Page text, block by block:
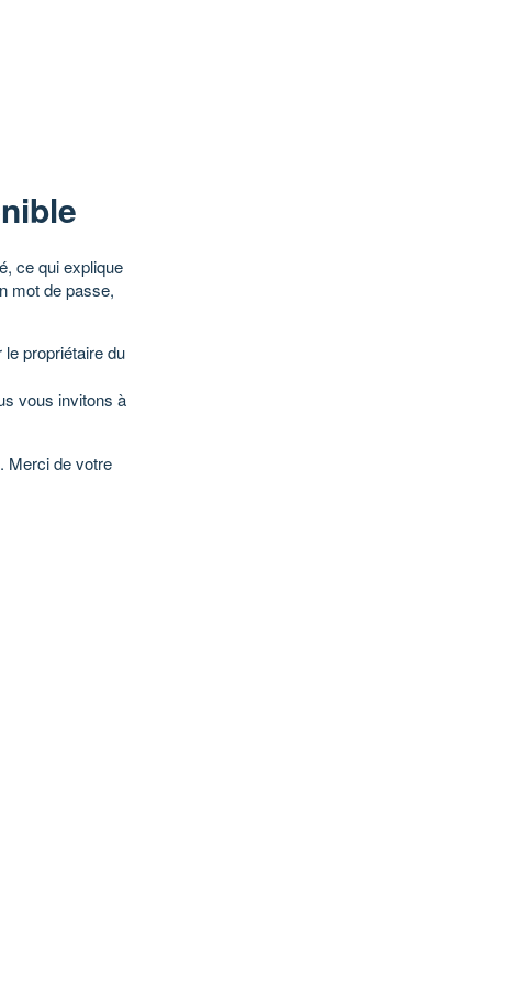
ce qui explique
mot de passe,
propriétaire du
vous invitons à
Merci de votre